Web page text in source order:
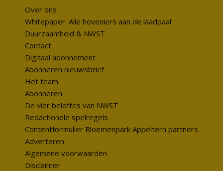
Over ons
Whitepaper 'Alle hoveniers aan de laadpaal'
Duurzaamheid & NWST
Contact
Digitaal abonnement
Abonneren nieuwsbrief
Het team
Abonneren
De vier beloftes van NWST
Redactionele spelregels
Contentformulier Bloemenpark Appeltern partners
Adverteren
Algemene voorwaarden
Disclaimer